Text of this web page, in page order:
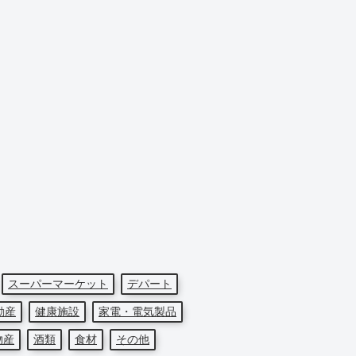
スーパーマーケット
デパート
産
健康施設
家電・電気製品
産
酒類 食材 その他